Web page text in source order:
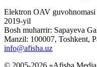
Elektron OAV
2019-yil
Bosh muharrir: Sapayeva
Manzil: 100007, Toshkent,
info@afisha.uz